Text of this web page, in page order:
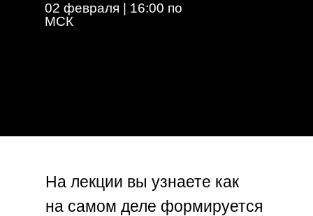
02 февраля | 16:00 по
МСК
На лекции вы узнаете как
на самом деле формируется